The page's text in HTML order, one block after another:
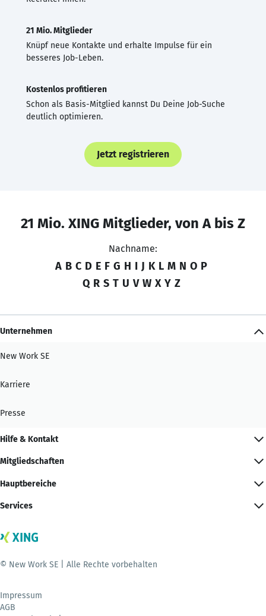
21 Mio. Mitglieder
Knüpf neue Kontakte und erhalte Impulse für ein
besseres Job-Leben.
Kostenlos profitieren
Schon als Basis-Mitglied kannst Du Deine Job-Suche
deutlich optimieren.
Jetzt registrieren
21 Mio. XING Mitglieder, von A bis Z
Nachname:
A B C D E F G H I J K L M N O P
Q R S T U V W X Y Z
Unternehmen
New Work SE
Karriere
Presse
Hilfe & Kontakt
Mitgliedschaften
Hauptbereiche
Services
© New Work SE | Alle Rechte vorbehalten
Impressum
AGB